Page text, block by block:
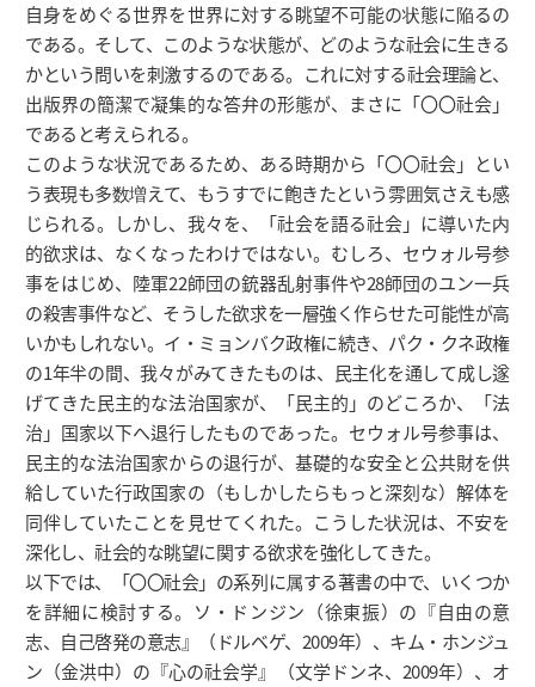
自身をめぐる世界を世界に対する眺望不可能の状態に陥るの
である。そして、このような状態が、どのような社会に生きる
かという問いを刺激するのである。これに対する社会理論と、
出版界の簡潔で凝集的な答弁の形態が、まさに「〇〇社会」
であると考えられる。
このような状況であるため、ある時期から「〇〇社会」とい
う表現も多数増えて、もうすでに飽きたという雰囲気さえも感
じられる。しかし、我々を、「社会を語る社会」に導いた内
的欲求は、なくなったわけではない。むしろ、セウォル号参
事をはじめ、陸軍22師団の銃器乱射事件や28師団のユン一兵
の殺害事件など、そうした欲求を一層強く作らせた可能性が高
いかもしれない。イ・ミョンバク政権に続き、パク・クネ政権
の1年半の間、我々がみてきたものは、民主化を通して成し遂
げてきた民主的な法治国家が、「民主的」のどころか、「法
治」国家以下へ退行したものであった。セウォル号参事は、
民主的な法治国家からの退行が、基礎的な安全と公共財を供
給していた行政国家の（もしかしたらもっと深刻な）解体を
同伴していたことを見せてくれた。こうした状況は、不安を
深化し、社会的な眺望に関する欲求を強化してきた。
以下では、「〇〇社会」の系列に属する著書の中で、いくつか
を詳細に検討する。ソ・ドンジン（徐東振）の『自由の意
志、自己啓発の意志』（ドルベゲ、2009年）、キム・ホンジュ
ン（金洪中）の『心の社会学』（文学ドンネ、2009年）、オ